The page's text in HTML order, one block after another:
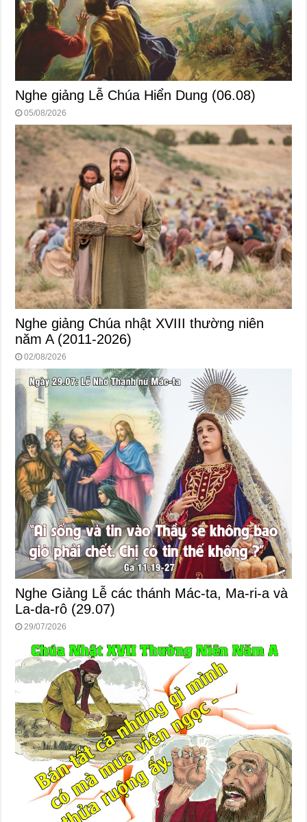
Nghe giảng Lễ Chúa Hiển Dung (06.08)
05/08/2026
Nghe giảng Chúa nhật XVIII thường niên
năm A (2011-2026)
02/08/2026
Nghe Giảng Lễ các thánh Mác-ta, Ma-ri-a và
La-da-rô (29.07)
29/07/2026